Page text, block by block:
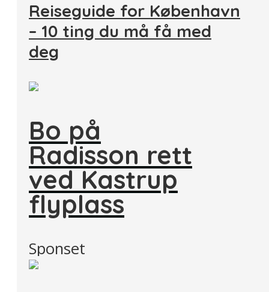
Reiseguide for København
– 10 ting du må få med
deg
Bo på
Radisson rett
ved Kastrup
flyplass
Sponset